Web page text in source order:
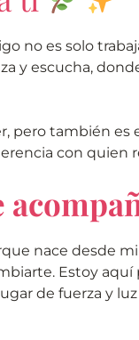
no es solo
y escucha,
pero también es
con quien
nace desde mi
Estoy
de fuerza y